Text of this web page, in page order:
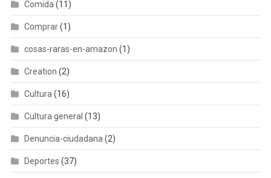
Comida (11)
Comprar(1)
cosas-raras-en-amazon (1)
Creation (2)
Cultura (16)
Cultura general (13)
Denuncia-ciudadana (2)
Deportes (37)